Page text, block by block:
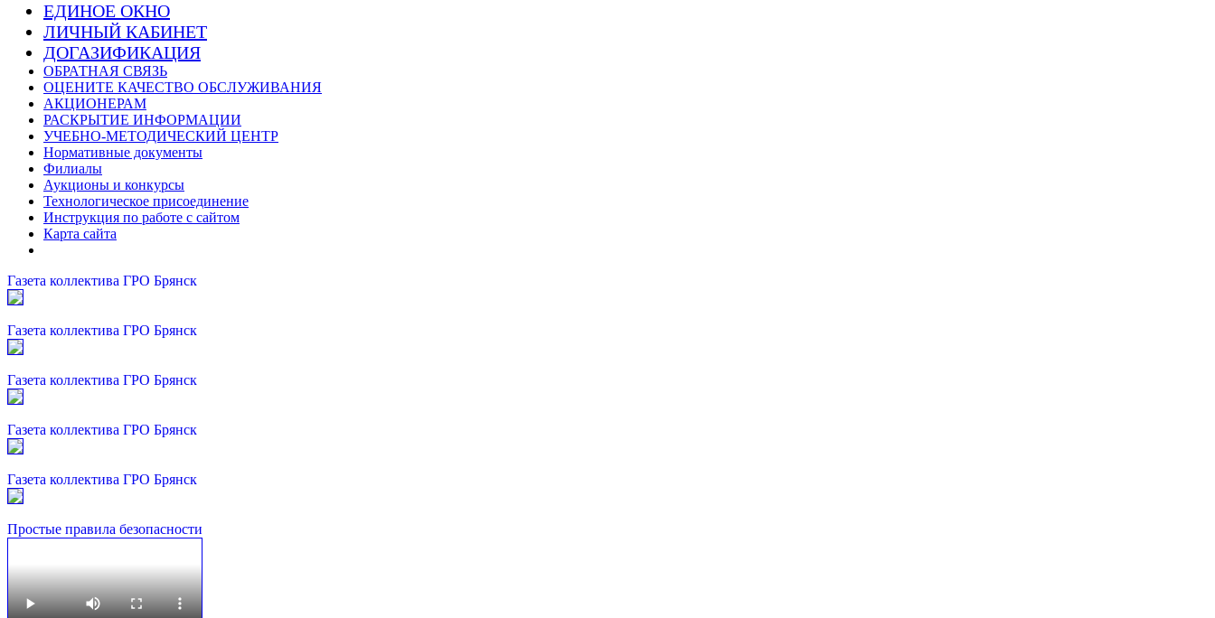
ЕДИНОЕ ОКНО
ЛИЧНЫЙ КАБИНЕТ
ДОГАЗИФИКАЦИЯ
ОБРАТНАЯ СВЯЗЬ
ОЦЕНИТЕ КАЧЕСТВО ОБСЛУЖИВАНИЯ
АКЦИОНЕРАМ
РАСКРЫТИЕ ИНФОРМАЦИИ
УЧЕБНО-МЕТОДИЧЕСКИЙ ЦЕНТР
Нормативные документы
Филиалы
Аукционы и конкурсы
Технологическое присоединение
Инструкция по работе с сайтом
Карта сайта
Газета коллектива ГРО Брянск
Газета коллектива ГРО Брянск
Газета коллектива ГРО Брянск
Газета коллектива ГРО Брянск
Газета коллектива ГРО Брянск
Простые правила безопасности